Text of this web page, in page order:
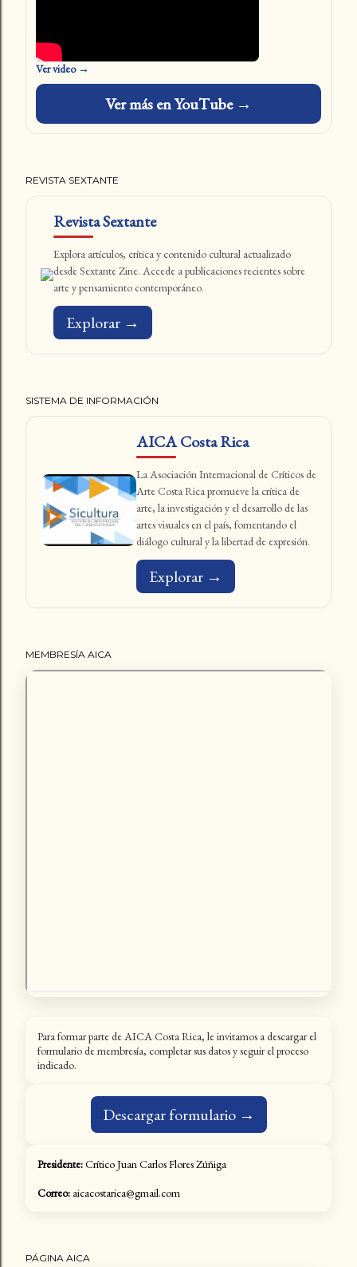
Ver video →
Ver más en YouTube →
REVISTA SEXTANTE
Revista Sextante
Explora artículos, crítica y contenido cultural actualizado
desde Sextante Zine. Accede a publicaciones recientes sobre
arte y pensamiento contemporáneo.
Explorar →
SISTEMA DE INFORMACIÓN
AICA Costa Rica
La Asociación Internacional de Críticos de
Arte Costa Rica promueve la crítica de
arte, la investigación y el desarrollo de las
artes visuales en el país, fomentando el
diálogo cultural y la libertad de expresión.
Explorar →
MEMBRESÍA AICA
Para formar parte de AICA Costa Rica, le invitamos a descargar el
formulario de membresía, completar sus datos y seguir el proceso
indicado.
Descargar formulario →
Presidente:Crítico Juan Carlos Flores Zúñiga
Correo: aicacostarica@gmail.com
PÁGINA AICA